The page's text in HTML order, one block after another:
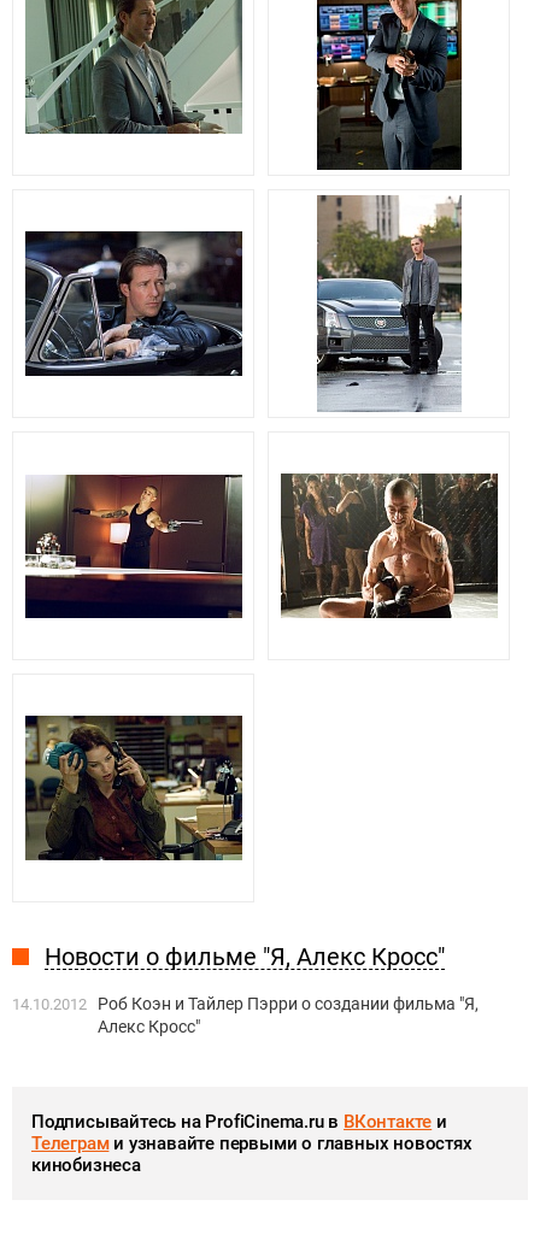
Новости о фильме "Я, Алекс Кросс"
14.10.2012
Роб Коэн и Тайлер Пэрри о создании фильма "Я,
Алекс Кросс"
Подписывайтесь на ProfiCinema.ru в ВКонтакте и
Телеграми узнавайте первыми о главных новостях
кинобизнеса